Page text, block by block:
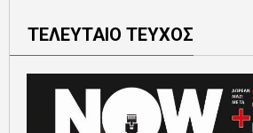
ΤΕΛΕΥΤΑΙΟ ΤΕΥΧΟΣ